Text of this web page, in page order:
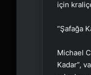
için
“Şafağa
Michael
Kadar”,